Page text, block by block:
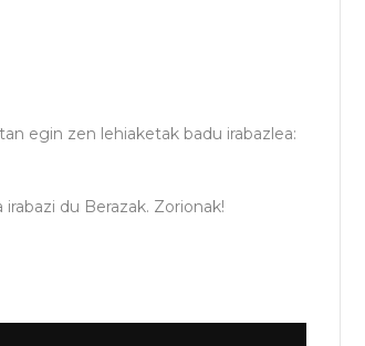
egin zen lehiaketak badu irabazlea:
du Berazak. Zorionak!